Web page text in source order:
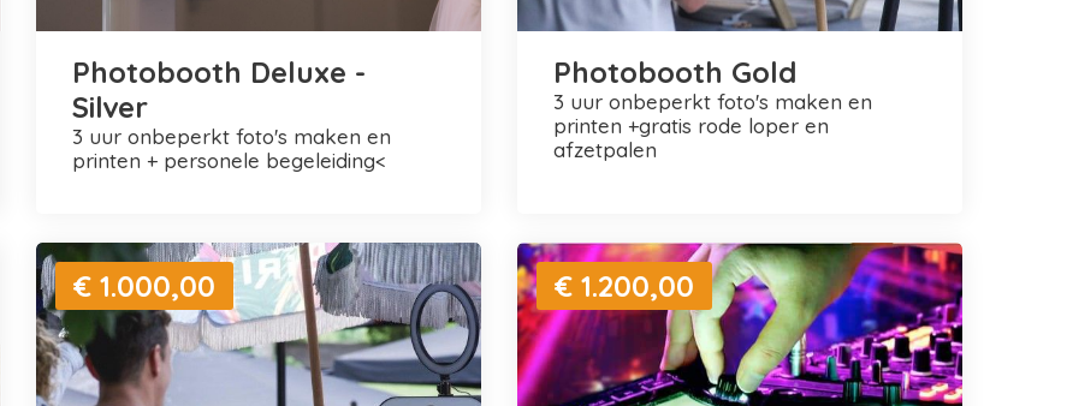
Photobooth Deluxe -
Silver
3 uur onbeperkt foto's maken en
printen + personele begeleiding<
Photobooth Gold
3 uur onbeperkt foto's maken en
printen +gratis rode loper en
afzetpalen
€ 1.000,00 € 1.200,00